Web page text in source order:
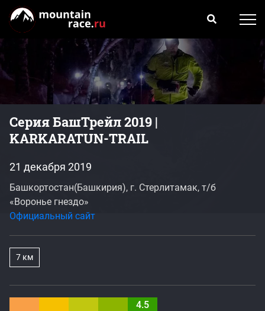
Серия БашТрейл 2019 |
KARKARATUN-TRAIL
4.5
21 декабря 2019
Башкортостан(Башкирия), г. Стерлитамак, т/б
«Воронье гнездо»
Официальный сайт
7 км